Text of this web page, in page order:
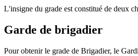
L'insigne du grade est constitué de deux
Garde de brigadier
Pour obtenir le grade de Brigadier, le